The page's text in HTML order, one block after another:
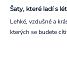
Šaty, které ladí s
Lehké, vzdušné a
kterých se budete